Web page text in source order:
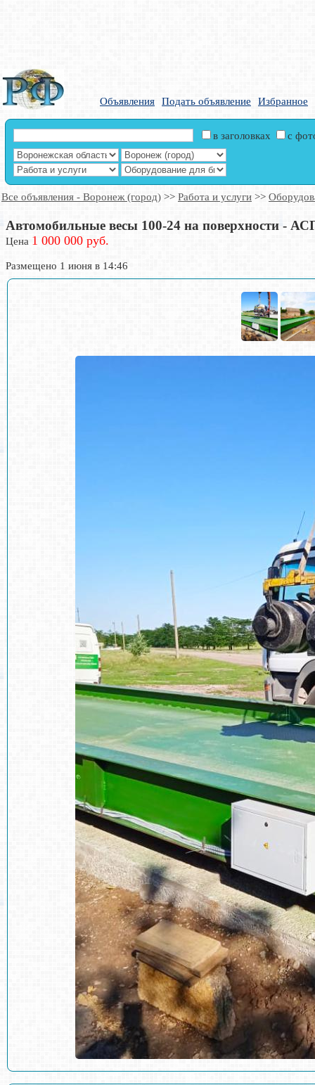
Объявления Подать объявление Избранное
в заголовках с
Все объявления - Воронеж (город) >> Работа и услуги >>
Автомобильные весы 100-24 на поверхности -
Цена 1 000 000 руб.
Размещено 1 июня в 14:46